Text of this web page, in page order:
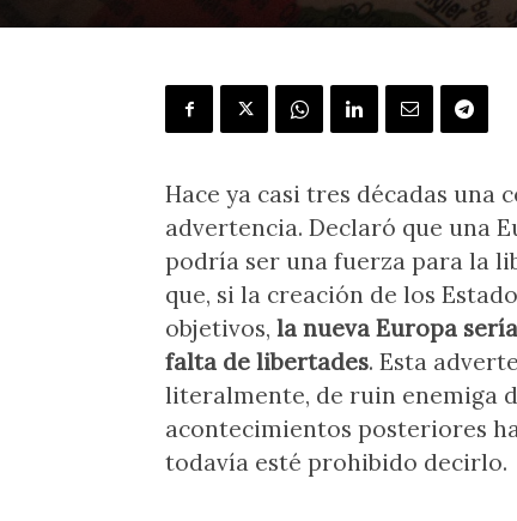
Hace ya casi tres décadas
advertencia. Declaró que una
podría ser una fuerza para la
que, si la creación de los
objetivos, la nueva Europa
falta de libertades. Esta
literalmente, de ruin enemiga
acontecimientos posteriores
todavía esté prohibido decirlo.